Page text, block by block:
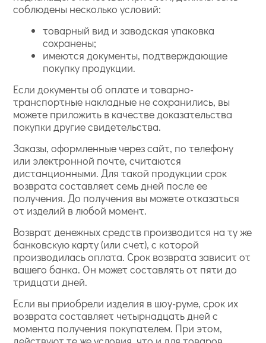
соблюдены несколько условий:
товарный вид и заводская упаковка
сохранены;
имеются документы, подтверждающие
покупку продукции.
Если документы об оплате и товарно-
транспортные накладные не сохранились, вы
можете приложить в качестве доказательства
покупки другие свидетельства.
Заказы, оформленные через сайт, по телефону
или электронной почте, считаются
дистанционными. Для такой продукции срок
возврата составляет семь дней после ее
получения. До получения вы можете отказаться
от изделий в любой момент.
Возврат денежных средств производится на ту же
банковскую карту (или счет), с которой
производилась оплата. Срок возврата зависит от
вашего банка. Он может составлять от пяти до
тридцати дней.
Если вы приобрели изделия в шоу-руме, срок их
возврата составляет четырнадцать дней с
момента получения покупателем. При этом,